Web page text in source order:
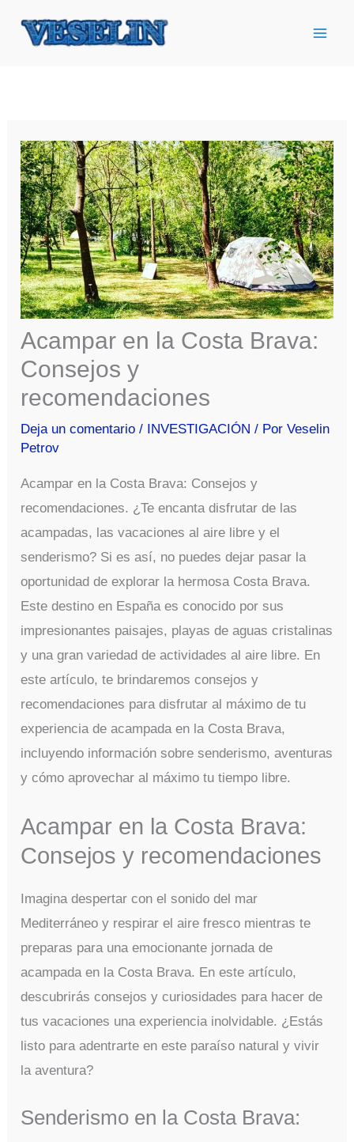
Acampar en la Costa Brava:
Consejos y
recomendaciones
Deja un comentario / INVESTIGACIÓN / PorVeselin
Petrov
Acampar en la Costa Brava: Consejos y
recomendaciones. ¿Te encanta disfrutar de las
acampadas, las vacaciones al aire libre y el
senderismo? Si es así, no puedes dejar pasar la
oportunidad de explorar la hermosa Costa Brava.
Este destino en España es conocido por sus
impresionantes paisajes, playas de aguas cristalinas
y una gran variedad de actividades al aire libre. En
este artículo, te brindaremos consejos y
recomendaciones para disfrutar al máximo de tu
experiencia de acampada en la Costa Brava,
incluyendo información sobre senderismo, aventuras
y cómo aprovechar al máximo tu tiempo libre.
Acampar en la Costa Brava:
Consejos y recomendaciones
Imagina despertar con el sonido del mar
Mediterráneo y respirar el aire fresco mientras te
preparas para una emocionante jornada de
acampada en la Costa Brava. En este artículo,
descubrirás consejos y curiosidades para hacer de
tus vacaciones una experiencia inolvidable. ¿Estás
listo para adentrarte en este paraíso natural y vivir
la aventura?
Senderismo en la Costa Brava: